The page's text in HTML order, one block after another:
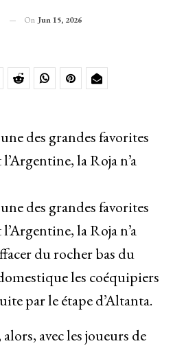
On Jun 15, 2026
des grandes favorites
la Roja n’a
des grandes favorites
la Roja n’a
du rocher bas du
les coéquipiers
par le étape d’Altanta.
avec les joueurs de